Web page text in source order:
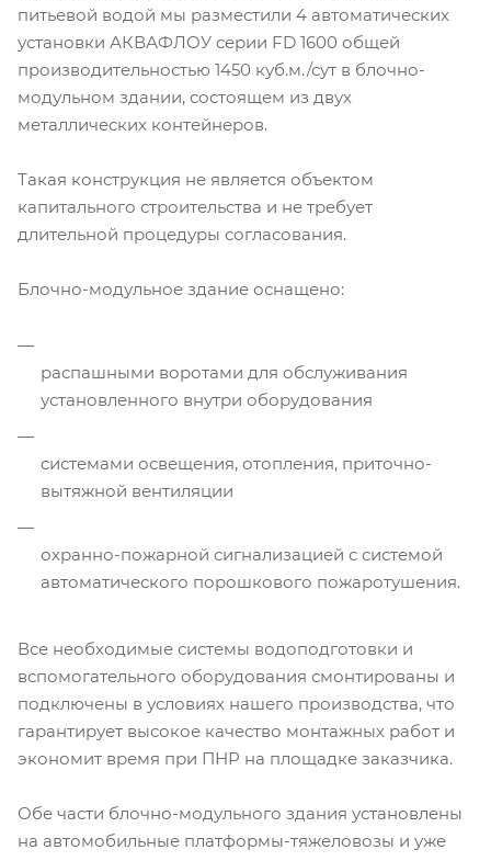
питьевой водой мы разместили 4 автоматических
установки АКВАФЛОУ серии FD 1600 общей
производительностью 1450 куб.м./сут в блочно-
модульном здании, состоящем из двух
металлических контейнеров.
Такая конструкция не является объектом
капитального строительства и не требует
длительной процедуры согласования.
Блочно-модульное здание оснащено:
распашными воротами для обслуживания
установленного внутри оборудования
системами освещения, отопления, приточно-
вытяжной вентиляции
охранно-пожарной сигнализацией с системой
автоматического порошкового пожаротушения.
Все необходимые системы водоподготовки и
вспомогательного оборудования смонтированы и
подключены в условиях нашего производства, что
гарантирует высокое качество монтажных работ и
экономит время при ПНР на площадке заказчика.
Обе части блочно-модульного здания установлены
на автомобильные платформы-тяжеловозы и уже